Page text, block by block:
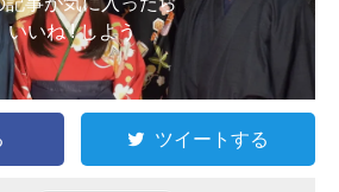
いいね ! しよう
ツイートする